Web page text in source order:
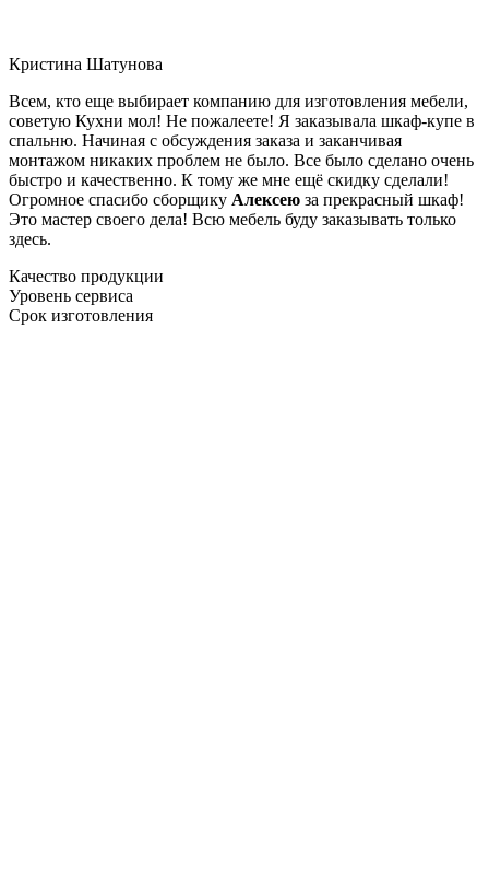
Кристина Шатунова
Всем, кто еще выбирает компанию для изготовления мебели,
советую Кухни мол! Не пожалеете! Я заказывала шкаф-купе в
спальню. Начиная с обсуждения заказа и заканчивая
монтажом никаких проблем не было. Все было сделано очень
быстро и качественно. К тому же мне ещё скидку сделали!
Огромное спасибо сборщику Алексею за прекрасный шкаф!
Это мастер своего дела! Всю мебель буду заказывать только
здесь.
Качество продукции
Уровень сервиса
Срок изготовления